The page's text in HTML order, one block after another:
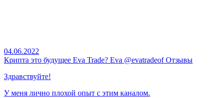
04.06.2022
Крипта это будущее Eva Trade? Eva @evatradeof Отзывы
Здравствуйте!
У меня лично плохой опыт с этим каналом.